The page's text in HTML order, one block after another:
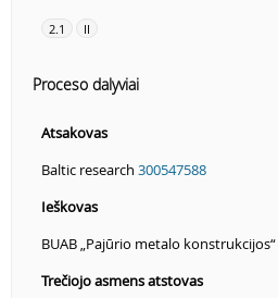
2.1 II
Proceso dalyviai
Atsakovas
Baltic research 300547588
Ieškovas
BUAB „Pajūrio metalo konstrukcijos“
Trečiojo asmens atstovas